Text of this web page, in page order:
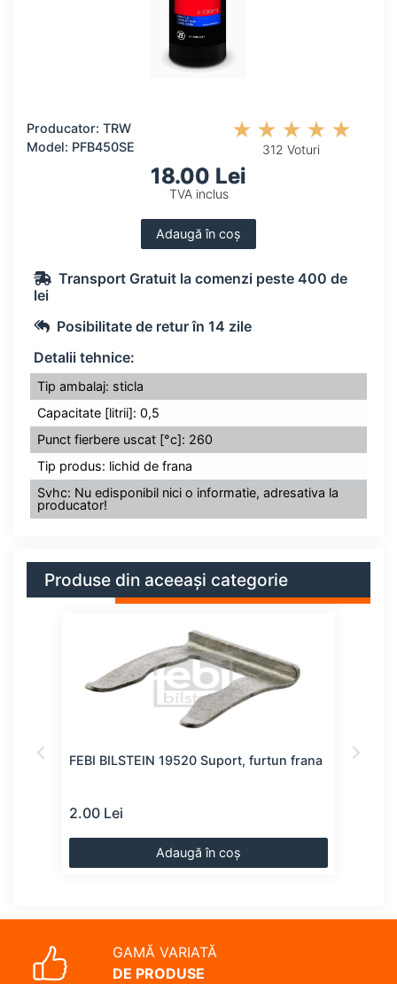
Producator: TRW
Model: PFB450SE
312 Voturi
18.00 Lei
TVA inclus
Adaugă în coș
Transport Gratuit la comenzi peste 400 de
lei
Posibilitate de retur în 14 zile
Detalii tehnice:
Tip ambalaj: sticla
Capacitate [litrii]: 0,5
Punct fierbere uscat [°c]: 260
Tip produs: lichid de frana
Svhc: Nu edisponibil nici o informatie, adresativa la
producator!
Produse din aceeași categorie
FEBI BILSTEIN 19520 Suport, furtun frana
2.00 Lei
Adaugă în coș
GAMĂ VARIATĂ
DE PRODUSE